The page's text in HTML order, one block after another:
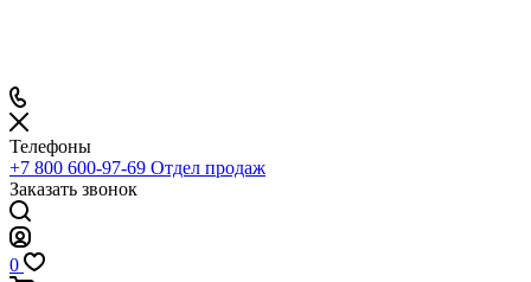
Телефоны
+7 800 600-97-69 Отдел продаж
Заказать звонок
0